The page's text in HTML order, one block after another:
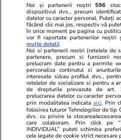
Ce este loud budgeting,
tendința financiară
generația Z
Lifestyle
Cum se scrie corect:
sau bine înțeles
Noi și partenerii noștri 596
dispozitivul dvs., precum
datelor cu caracter personal. Puteți
făcând clic mai jos, respectiv vă
în orice moment pe pagina cu
vor fi raportate partenerilor noștri
multe detalii
Noi si partenerii nostri (retelele de
partenere, precum si furnizorii
prelucram date pentru a permite
personaliza continutul si
interesele si/sau profilul dvs.,
retelelor de socializare si pentru a
de drepturile prevazute de art.
prelucrarea datelor cu caracter
prin modalitatea indicataaici. Prin
folosirea tuturor Tehnologiilor de tip
dvs. cu privire la stocarea/
care colaboram. Prin click pe
INDIVIDUAL” puteti schimba
cele legate de cookie strict